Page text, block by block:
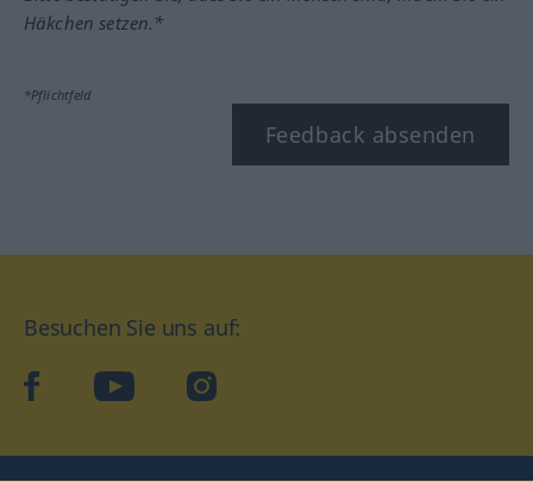
Häkchen setzen.*
*Pflichtfeld
Feedback absenden
Besuchen Sie uns auf:
facebookYouTube Instagram